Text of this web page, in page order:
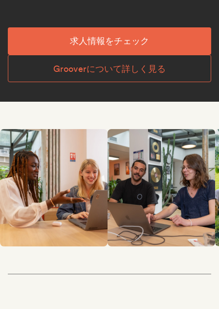
求人情報をチェック
Grooverについて詳しく見る